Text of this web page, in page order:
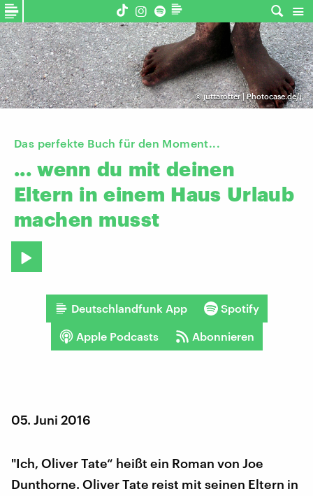
©juttarotter | Photocase.de/j
Das perfekte Buch für den Moment...
... wenn du mit deinen
Eltern in einem Haus Urlaub
machen musst
Deutschlandfunk App Spotify
Apple Podcasts Abonnieren
05. Juni 2016
"Ich, Oliver Tate“ heißt ein Roman von Joe
Dunthorne. Oliver Tate reist mit seinen Eltern in